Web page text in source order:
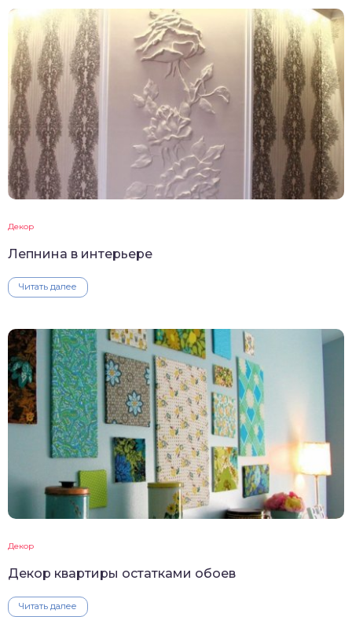
Декор
Лепнина в интерьере
Читать далее
Декор
Декор квартиры остатками обоев
Читать далее